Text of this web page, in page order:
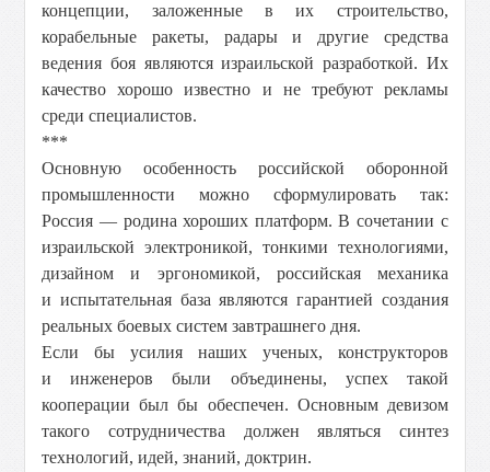
концепции, заложенные в их строительство,
корабельные ракеты, радары и другие средства
ведения боя являются израильской разработкой. Их
качество хорошо известно и не требуют рекламы
среди специалистов.
***
Основную особенность российской оборонной
промышленности можно сформулировать так:
Россия — родина хороших платформ. В сочетании с
израильской электроникой, тонкими технологиями,
дизайном и эргономикой, российская механика
и испытательная база являются гарантией создания
реальных боевых систем завтрашнего дня.
Если бы усилия наших ученых, конструкторов
и инженеров были объединены, успех такой
кооперации был бы обеспечен. Основным девизом
такого сотрудничества должен являться синтез
технологий, идей, знаний, доктрин.